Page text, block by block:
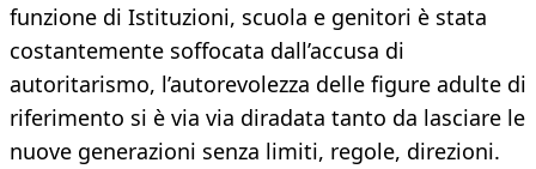
funzione di Istituzioni, scuola e genitori è stata
costantemente soffocata dall’accusa di
autoritarismo, l’autorevolezza delle figure adulte di
riferimento si è via via diradata tanto da lasciare le
nuove generazioni senza limiti, regole, direzioni.